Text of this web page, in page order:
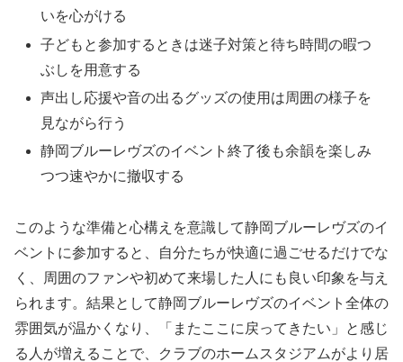
いを心がける
子どもと参加するときは迷子対策と待ち時間の暇つ
ぶしを用意する
声出し応援や音の出るグッズの使用は周囲の様子を
見ながら行う
静岡ブルーレヴズのイベント終了後も余韻を楽しみ
つつ速やかに撤収する
このような準備と心構えを意識して静岡ブルーレヴズのイ
ベントに参加すると、自分たちが快適に過ごせるだけでな
く、周囲のファンや初めて来場した人にも良い印象を与え
られます。結果として静岡ブルーレヴズのイベント全体の
雰囲気が温かくなり、「またここに戻ってきたい」と感じ
る人が増えることで、クラブのホームスタジアムがより居